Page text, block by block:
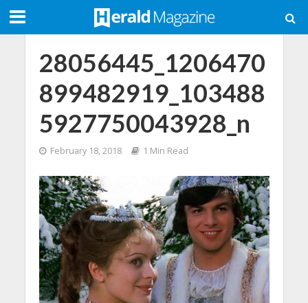
28056445_1206470
899482919_103488
5927750043928_n
February 18, 2018 1 Min Read